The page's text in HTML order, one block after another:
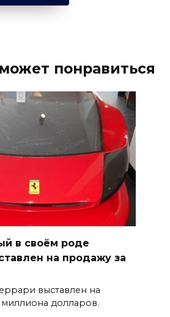
понравиться
в своём роде
на продажу за
выставлен на
миллиона долларов.